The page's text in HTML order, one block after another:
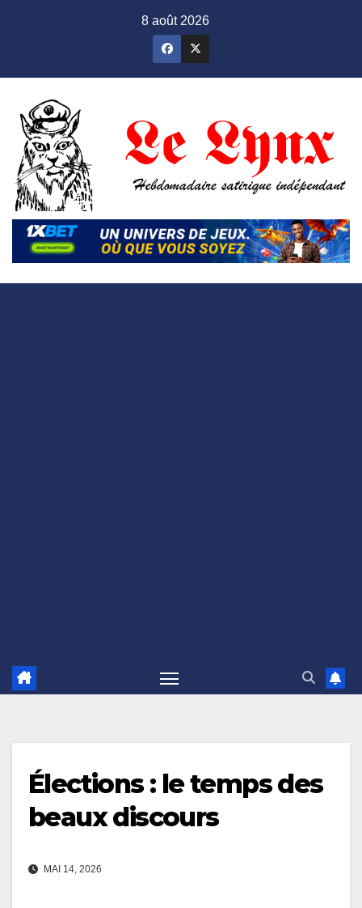
8 août 2026
Élections : le temps des
beaux discours
MAI 14, 2026